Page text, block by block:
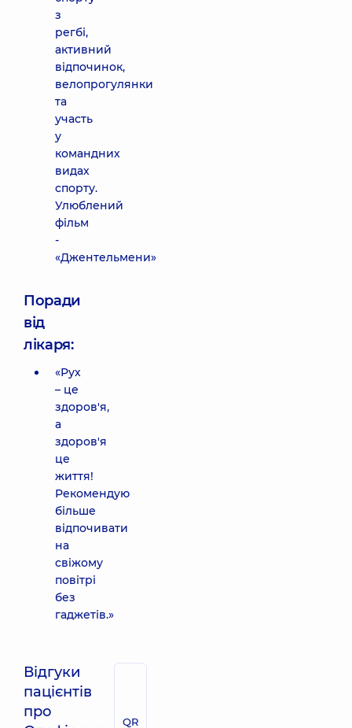
з
регбі,
активний
відпочинок,
велопрогулянки
та
участь
у
командних
видах
спорту.
Улюблений
фільм
-
«Джентельмени»
Поради
від
лікаря:
«Рух
– це
здоров'я,
а
здоров'я
це
життя!
Рекомендую
більше
відпочивати
на
свіжому
повітрі
без
гаджетів.»
Відгуки
пацієнтів
про
QR